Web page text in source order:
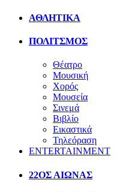
ΑΘΛΗΤΙΚΑ
ΠΟΛΙΤΣΜΟΣ
Θέατρο
Μουσική
Χορός
Μουσεία
Σινεμά
Βιβλίο
Εικαστικά
Τηλεόραση
ENTERTAINMENT
22ΟΣ ΑΙΩΝΑΣ